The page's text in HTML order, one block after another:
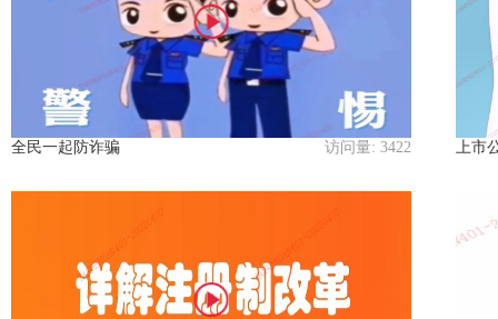
全民一起防诈骗 访问量: 3422 上市